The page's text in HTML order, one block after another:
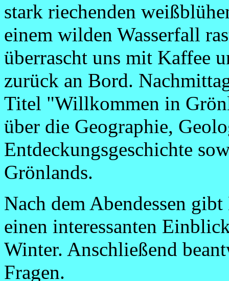
stark riechenden
einem wilden Wasserfall
überrascht uns mit Kaffee
zurück an Bord.
Titel "Willkommen in
über die Geographie,
Entdeckungsgeschichte
Grönlands.
Nach dem Abendessen
einen interessanten
Winter. Anschließend
Fragen.